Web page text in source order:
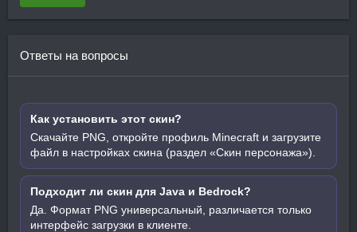
Ответы на вопросы
Как установить этот скин?
Скачайте PNG, откройте профиль Minecraft и загрузите
файл в настройках скина (раздел «Скин персонажа»).
Подходит ли скин для Java и Bedrock?
Да. Формат PNG универсальный, различается только
интерфейс загрузки в клиенте.